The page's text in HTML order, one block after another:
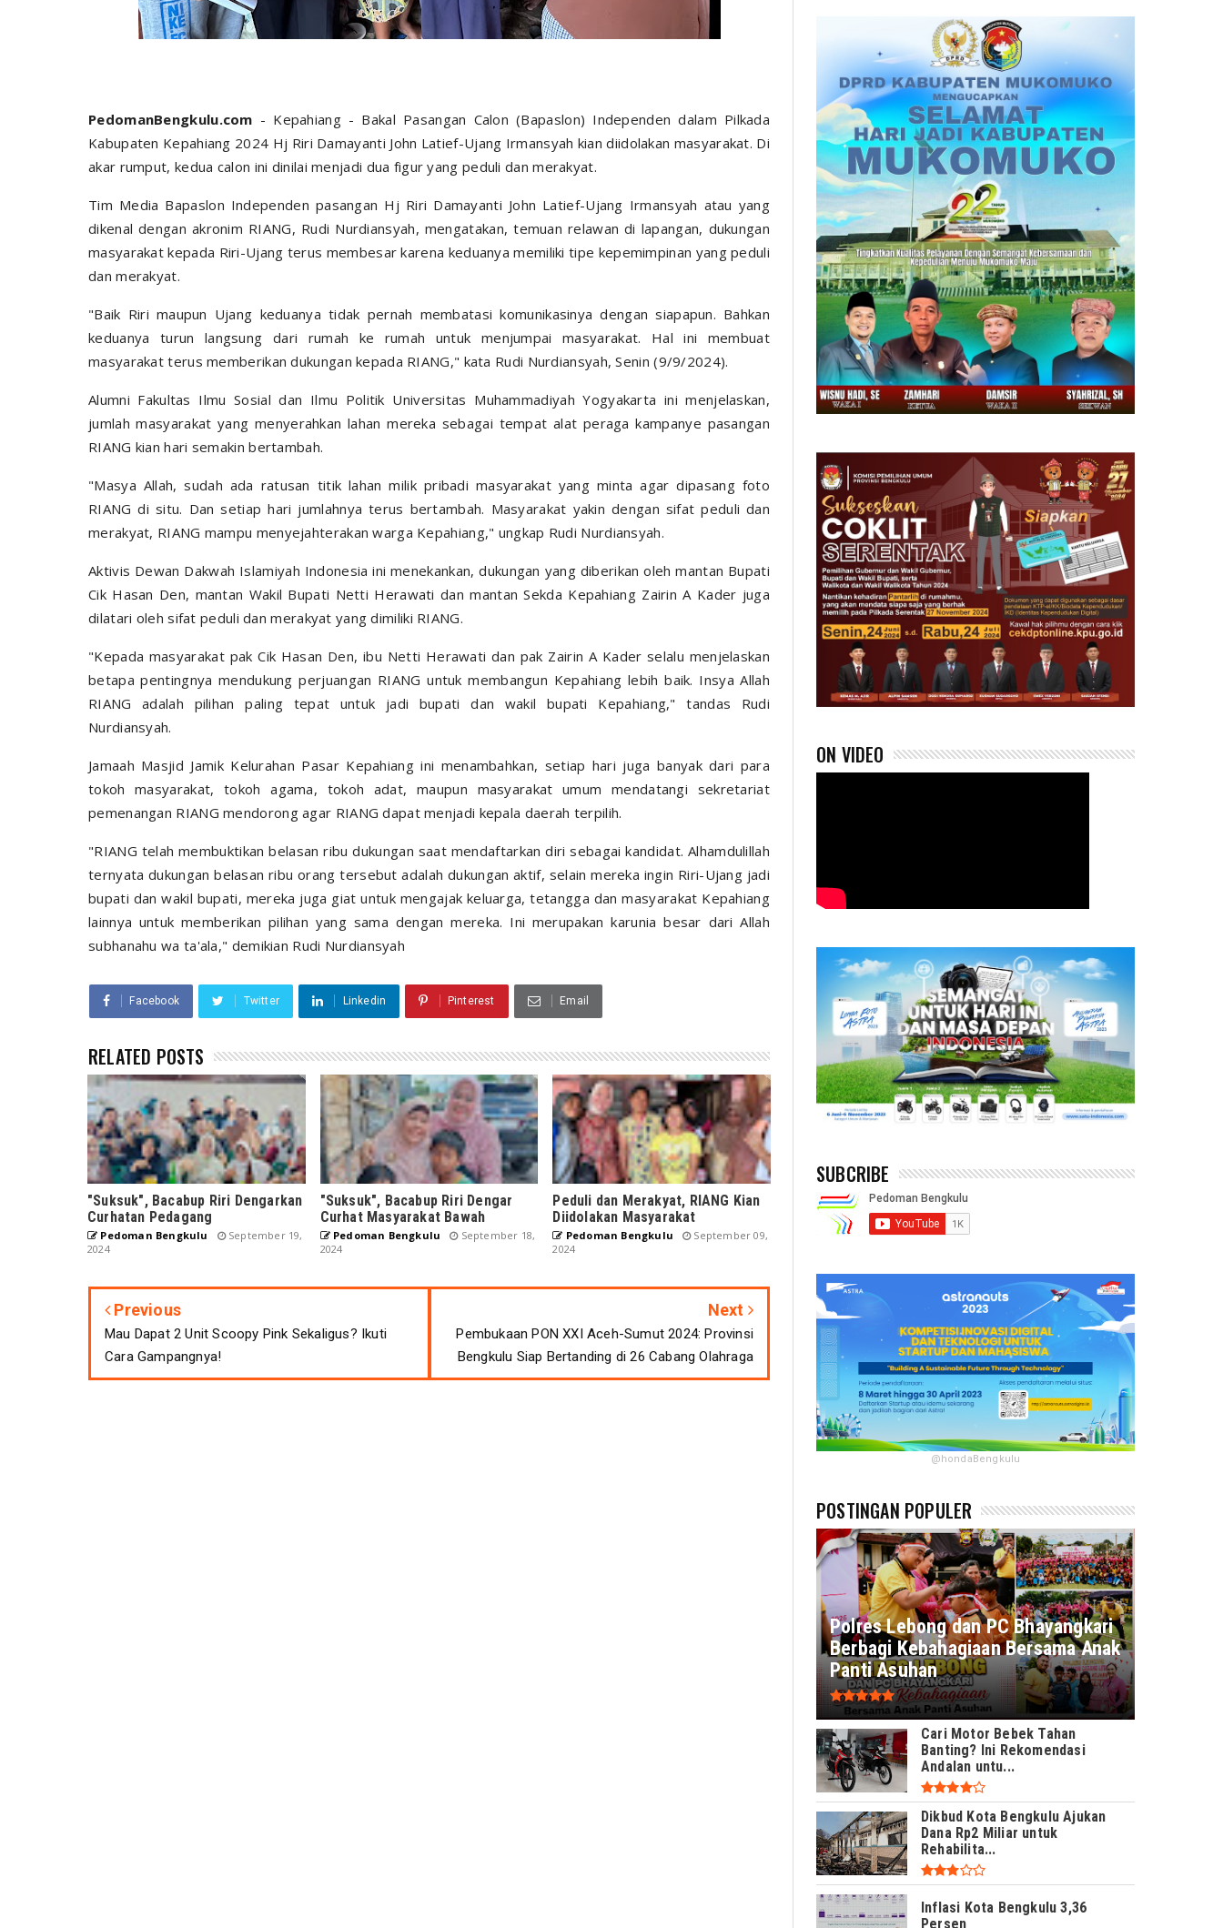
PedomanBengkulu.com - Kepahiang - Bakal Pasangan Calon (Bapaslon) Independen dalam Pilkada
Kabupaten Kepahiang 2024 Hj Riri Damayanti John Latief-Ujang Irmansyah kian diidolakan masyarakat. Di
akar rumput, kedua calon ini dinilai menjadi dua figur yang peduli dan merakyat.
Tim Media Bapaslon Independen pasangan Hj Riri Damayanti John Latief-Ujang Irmansyah atau yang
dikenal dengan akronim RIANG, Rudi Nurdiansyah, mengatakan, temuan relawan di lapangan, dukungan
masyarakat kepada Riri-Ujang terus membesar karena keduanya memiliki tipe kepemimpinan yang peduli
dan merakyat.
"Baik Riri maupun Ujang keduanya tidak pernah membatasi komunikasinya dengan siapapun. Bahkan
keduanya turun langsung dari rumah ke rumah untuk menjumpai masyarakat. Hal ini membuat
masyarakat terus memberikan dukungan kepada RIANG," kata Rudi Nurdiansyah, Senin (9/9/2024).
Alumni Fakultas Ilmu Sosial dan Ilmu Politik Universitas Muhammadiyah Yogyakarta ini menjelaskan,
jumlah masyarakat yang menyerahkan lahan mereka sebagai tempat alat peraga kampanye pasangan
RIANG kian hari semakin bertambah.
"Masya Allah, sudah ada ratusan titik lahan milik pribadi masyarakat yang minta agar dipasang foto
RIANG di situ. Dan setiap hari jumlahnya terus bertambah. Masyarakat yakin dengan sifat peduli dan
merakyat, RIANG mampu menyejahterakan warga Kepahiang," ungkap Rudi Nurdiansyah.
Aktivis Dewan Dakwah Islamiyah Indonesia ini menekankan, dukungan yang diberikan oleh mantan Bupati
Cik Hasan Den, mantan Wakil Bupati Netti Herawati dan mantan Sekda Kepahiang Zairin A Kader juga
dilatari oleh sifat peduli dan merakyat yang dimiliki RIANG.
"Kepada masyarakat pak Cik Hasan Den, ibu Netti Herawati dan pak Zairin A Kader selalu menjelaskan
betapa pentingnya mendukung perjuangan RIANG untuk membangun Kepahiang lebih baik. Insya Allah
RIANG adalah pilihan paling tepat untuk jadi bupati dan wakil bupati Kepahiang," tandas Rudi
Nurdiansyah.
Jamaah Masjid Jamik Kelurahan Pasar Kepahiang ini menambahkan, setiap hari juga banyak dari para
tokoh masyarakat, tokoh agama, tokoh adat, maupun masyarakat umum mendatangi sekretariat
pemenangan RIANG mendorong agar RIANG dapat menjadi kepala daerah terpilih.
"RIANG telah membuktikan belasan ribu dukungan saat mendaftarkan diri sebagai kandidat. Alhamdulillah
ternyata dukungan belasan ribu orang tersebut adalah dukungan aktif, selain mereka ingin Riri-Ujang jadi
bupati dan wakil bupati, mereka juga giat untuk mengajak keluarga, tetangga dan masyarakat Kepahiang
lainnya untuk memberikan pilihan yang sama dengan mereka. Ini merupakan karunia besar dari Allah
subhanahu wa ta'ala," demikian Rudi Nurdiansyah
Facebook Twitter Linkedin Pinterest Email
RELATED POSTS
"Suksuk", Bacabup Riri Dengarkan
Curhatan Pedagang
Pedoman Bengkulu
September 19,
2024
"Suksuk", Bacabup Riri Dengar
Curhat Masyarakat Bawah
Pedoman Bengkulu
September 18,
2024
Peduli dan Merakyat, RIANG Kian
Diidolakan Masyarakat
Pedoman Bengkulu
September 09,
2024
Previous
Mau Dapat 2 Unit Scoopy Pink Sekaligus? Ikuti
Cara Gampangnya!
Next
Pembukaan PON XXI Aceh-Sumut 2024: Provinsi
Bengkulu Siap Bertanding di 26 Cabang Olahraga
ON VIDEO
SUBCRIBE
@hondaBengkulu
POSTINGAN POPULER
Polres Lebong dan PC Bhayangkari
Berbagi Kebahagiaan Bersama Anak
Panti Asuhan
Cari Motor Bebek Tahan
Banting? Ini Rekomendasi
Andalan untu...
Dikbud Kota Bengkulu Ajukan
Dana Rp2 Miliar untuk
Rehabilita...
Inflasi Kota Bengkulu 3,36
Persen